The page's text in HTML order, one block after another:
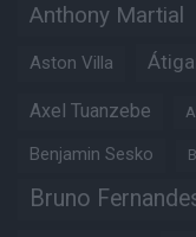
Anthony Martial
Aston Villa
Axel Tuanzebe
Benjamin Sesko
Bruno